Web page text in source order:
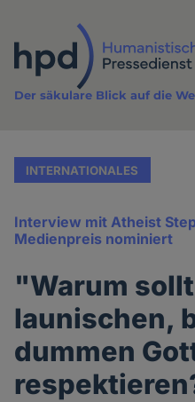
Inhalt
Der säkulare Blick auf die
INTERNATIONALES
Interview mit Atheist
Medienpreis nominiert
"Warum
launischen,
dummen